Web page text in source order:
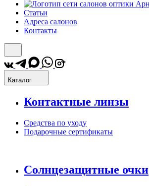
Статьи
Адреса салонов
Контакты
*
Каталог
Контактные линзы
Средства по уходу
Подарочные сертификаты
Солнцезащитные очки